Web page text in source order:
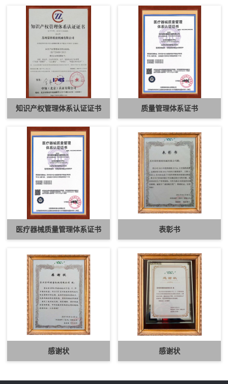
知识产权管理体系认证证书 质量管理体系证书
医疗器械质量管理体系证书 表彰书
感谢状 感谢状